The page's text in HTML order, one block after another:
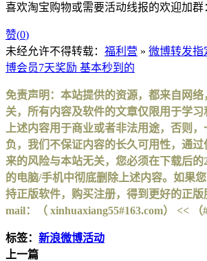
喜欢淘宝购物或需要活动线报的欢迎加群
赞(0)
未经允许不得转载： 福利营 » 微博转发指
博会员7天奖励 基本秒到的
免责声明：本站提供的资源，都来自网
关，所有内容及软件的文章仅限用于学
上述内容用于商业或者非法用途，否则
负，我们不保证内容的长久可用性，通
来的风险与本站无关，您必须在下载后
的电脑/手机中彻底删除上述内容。如果
持正版软件，购买注册，得到更好的正
mail：（ xinhuaxiang55#163.com） << （
标签： 新浪微博活动
上一篇